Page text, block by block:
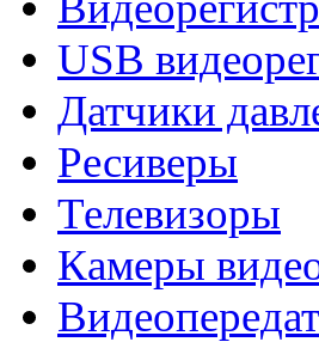
USB
Датчики
Ресиверы
Телевизоры
Камеры